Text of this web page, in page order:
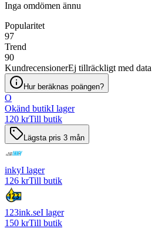
Inga omdömen ännu
Popularitet
97
Trend
90
KundrecensionerEj tillräckligt med data
Hur beräknas poängen?
O
Okänd butikI lager
120 krTill butik
Lägsta pris 3 mån
inkyI lager
126 krTill butik
123ink.seI lager
150 krTill butik